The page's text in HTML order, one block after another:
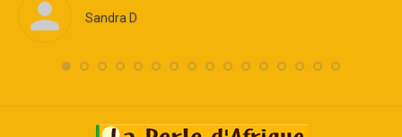
Sandra D